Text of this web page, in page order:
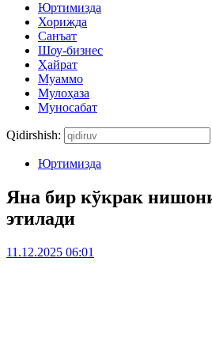
Юртимизда
Хорижда
Санъат
Шоу-бизнес
Ҳайрат
Муаммо
Мулоҳаза
Муносабат
Qidirshish:
Юртимизда
Яна бир кўкрак
этилади
11.12.2025 06:01